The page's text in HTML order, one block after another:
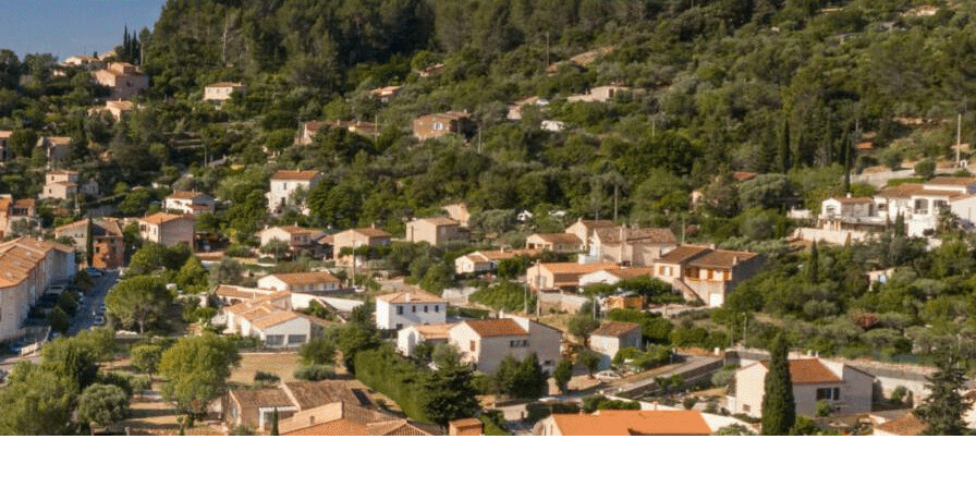
Exporter les lignes sélectionnées
Exporter toutes les colonnes
Exporter uniquement les colonnes affichées
Menu
<
>
Événements CPTS
AGENDA
?>
Images de la page d'accueil
Cliquez pour éditer